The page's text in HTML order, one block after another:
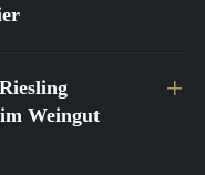
Weingut